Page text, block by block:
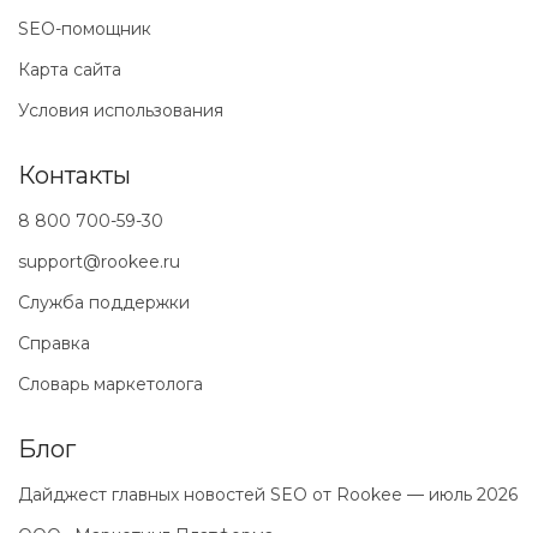
Блог
Дайджест главных новостей SEO от Rookee — июль 2026
SEO-помощник
Карта сайта
Условия использования
Контакты
8 800 700-59-30
support@rookee.ru
Служба поддержки
Справка
Словарь маркетолога